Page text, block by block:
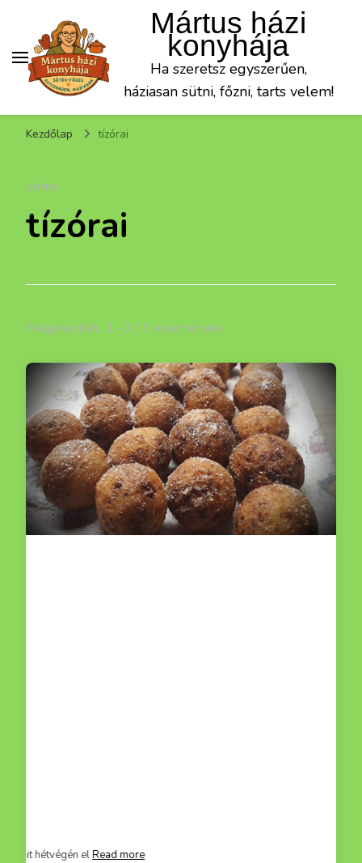
Mártus házi
konyhája
Ha szeretsz egyszerűen,
háziasan sütni, főzni, tarts velem!
Kezdőlap tízórai
CÍMKE
tízórai
Megjelenítés: 1 -3 / 3 eredmények
hétvégén elRead more